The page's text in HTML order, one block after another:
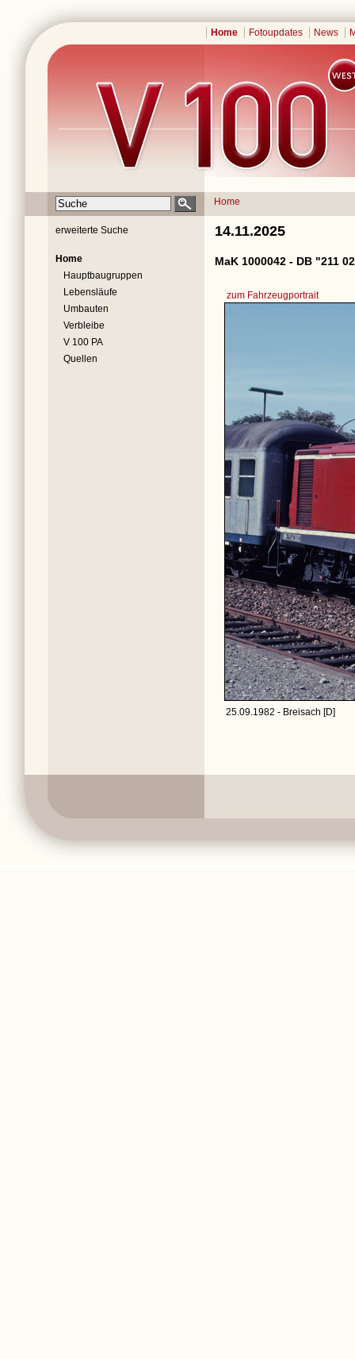
Home Fotoupdates News
Home
erweiterte Suche
Home
Hauptbaugruppen
Lebensläufe
Umbauten
Verbleibe
V 100 PA
Quellen
14.11.2025
MaK 1000042 - DB "211
zum Fahrzeugportrait
25.09.1982 - Breisach [D]